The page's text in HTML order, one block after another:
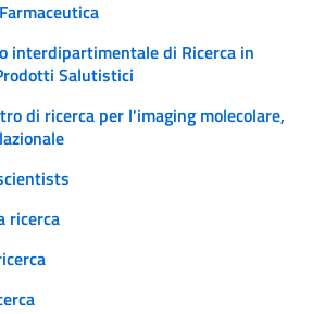
interdipartimentale di Ricerca in
Salutistici
di ricerca per l'imaging molecolare,
ricerca